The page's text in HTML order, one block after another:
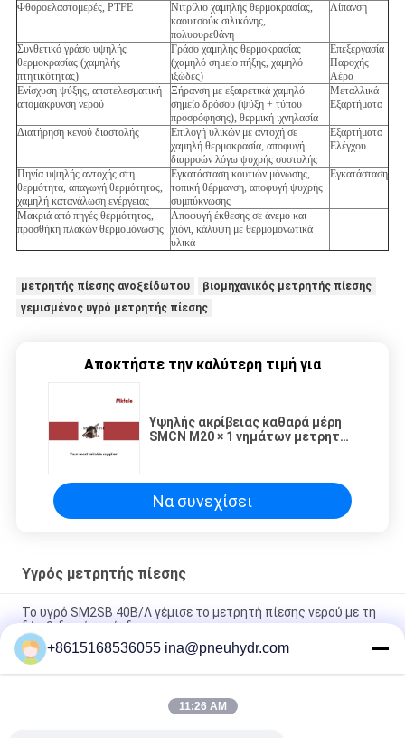
Φθοροελαστομερές, PTFE
Νιτρίλιο χαμηλής θερμοκρασίας,
καουτσούκ σιλικόνης,
πολυουρεθάνη
Λίπανση
Συνθετικό γράσο υψηλής
θερμοκρασίας (χαμηλής
πτητικότητας)
Γράσο χαμηλής θερμοκρασίας
(χαμηλό σημείο πήξης, χαμηλό
ιξώδες)
Επεξεργασία
Παροχής
Αέρα
Ενίσχυση ψύξης, αποτελεσματική
απομάκρυνση νερού
Ξήρανση με εξαιρετικά χαμηλό
σημείο δρόσου (ψύξη + τύπου
προσρόφησης), θερμική ιχνηλασία
Μεταλλικά
Εξαρτήματα
Διατήρηση κενού διαστολής
Επιλογή υλικών με αντοχή σε
χαμηλή θερμοκρασία, αποφυγή
διαρροών λόγω ψυχρής συστολής
Εξαρτήματα
Ελέγχου
Πηνία υψηλής αντοχής στη
θερμότητα, απαγωγή θερμότητας,
χαμηλή κατανάλωση ενέργειας
Εγκατάσταση κουτιών μόνωσης,
τοπική θέρμανση, αποφυγή ψυχρής
συμπύκνωσης
Εγκατάσταση
Μακριά από πηγές θερμότητας,
προσθήκη πλακών θερμομόνωσης
Αποφυγή έκθεσης σε άνεμο και
χιόνι, κάλυψη με θερμομονωτικά
υλικά
μετρητής πίεσης ανοξείδωτου
βιομηχανικός μετρητής πίεσης
γεμισμένος υγρό μετρητής πίεσης
Αποκτήστε την καλύτερη τιμή για
Υψηλής ακρίβειας καθαρά μέρη
SMCN M20 × 1 νημάτων μετρητών
Να συνεχίσει
Υγρός μετρητής πίεσης
Το υγρό SM2SB 40B/Λ γέμισε το μετρητή πίεσης νερού με τη
δύο βιδωμένη σύνδεση
SM1SP ενός κομματιού μετρητής πίεσης σύνδεσης υγρός με
την πτυχωμένη περίπτωση
63B / Λ γεμισμένη συγκόλληση λέιζερ μετρητών πίεσης
+8615168536055 ina@pneuhydr.com
11:26 AM